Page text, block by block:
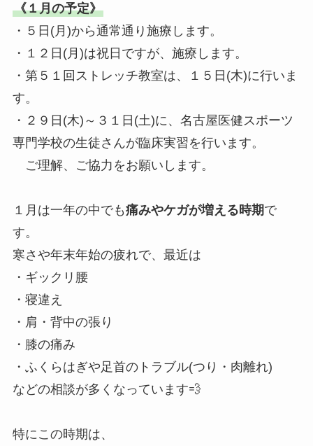
《１月の予定》
・５日(月)から通常通り施療します。
・１２日(月)は祝日ですが、施療します。
・第５１回ストレッチ教室は、１５日(木)に行いま
す。
・２９日(木)～３１日(土)に、名古屋医健スポーツ
専門学校の生徒さんが臨床実習を行います。
ご理解、ご協力をお願いします。
１月は一年の中でも痛みやケガが増える時期で
す。
寒さや年末年始の疲れで、最近は
・ギックリ腰
・寝違え
・肩・背中の張り
・膝の痛み
・ふくらはぎや足首のトラブル(つり・肉離れ)
などの相談が多くなっています💨
特にこの時期は、